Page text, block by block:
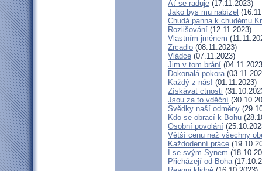
Ať se raduje (17.11.2023)
Jako bys mu nabízel
Chudá panna k chudému
Rozlišování (12.11.2023)
Vlastním jménem
Zrcadlo (08.11.2023)
Vládce (07.11.2023)
Jim v tom brání
Dokonalá pokora
Každý z nás! (01.11.2023)
Získávat ctnosti
Jsou za to vděční
Svědky naší odměny
Kdo se obrací k Bohu
Osobní povolání
Větší cenu než všechny
Každodenní práce
I se svým Synem
Přicházejí od Boha